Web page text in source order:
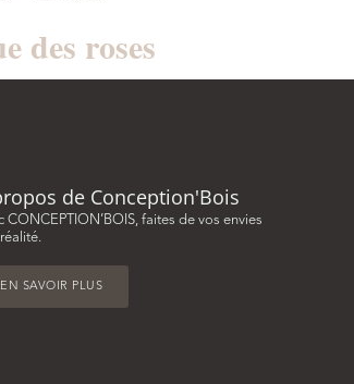
des roses
de Conception'Bois
CONCEPTION’BOIS, faites de vos envies
EN SAVOIR PLUS